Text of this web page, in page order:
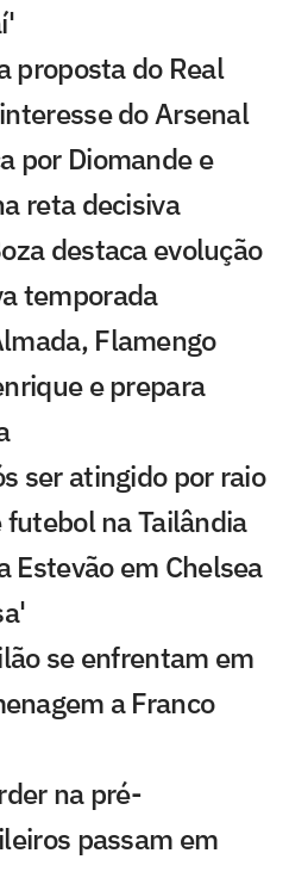
proposta do Real
do Arsenal
por Diomande e
reta decisiva
destaca evolução
temporada
Flamengo
e prepara
ser atingido por raio
na Tailândia
Estevão em Chelsea
se enfrentam em
a Franco
na pré-
passam em